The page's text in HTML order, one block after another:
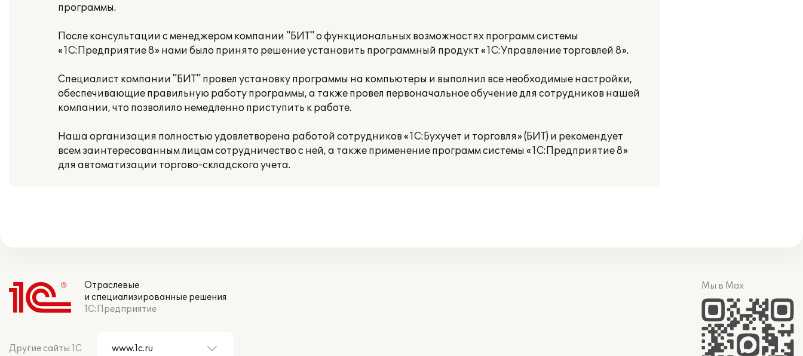
программы.
После консультации с менеджером компании "БИТ" о функциональных возможностях программ системы
«1С:Предприятие 8» нами было принято решение установить программный продукт «1С:Управление торговлей 8».
Специалист компании "БИТ" провел установку программы на компьютеры и выполнил все необходимые настройки,
обеспечивающие правильную работу программы, а также провел первоначальное обучение для сотрудников нашей
компании, что позволило немедленно приступить к работе.
Наша организация полностью удовлетворена работой сотрудников «1С:Бухучет и торговля» (БИТ) и рекомендует
всем заинтересованным лицам сотрудничество с ней, а также применение программ системы «1С:Предприятие 8»
для автоматизации торгово-складского учета.
Отраслевые
и специализированные решения
1С:Предприятие
Другие сайты 1С
Мы в Max